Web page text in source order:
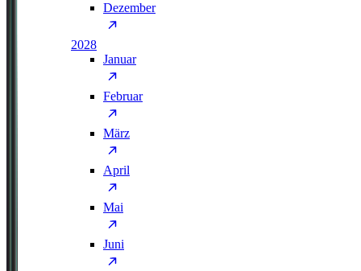
Dezember
2028
Januar
Februar
März
April
Mai
Juni